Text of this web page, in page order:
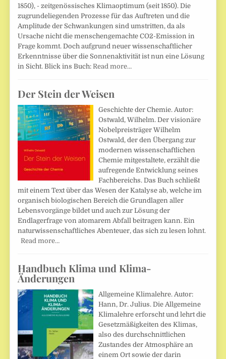
1850), - zeitgenössisches Klimaoptimum (seit 1850). Die
zugrundeliegenden Prozesse für das Auftreten und die
Amplitude der Schwankungen sind umstritten, da als
Ursache nicht die menschengemachte CO2-Emission in
Frage kommt. Doch aufgrund neuer wissenschaftlicher
Erkenntnisse über die Sonnenaktivität ist nun eine Lösung
in Sicht. Blick ins Buch: Read more…
Der Stein der Weisen
Geschichte der Chemie. Autor:
Ostwald, Wilhelm. Der visionäre
Nobelpreisträger Wilhelm
Ostwald, der den Übergang zur
modernen wissenschaftlichen
Chemie mitgestaltete, erzählt die
aufregende Entwicklung seines
Fachbereichs. Das Buch schließt
mit einem Text über das Wesen der Katalyse ab, welche im
organisch biologischen Bereich die Grundlagen aller
Lebensvorgänge bildet und auch zur Lösung der
Endlagerfrage von atomarem Abfall beitragen kann. Ein
naturwissenschaftliches Abenteuer, das sich zu lesen lohnt.
Read more…
Handbuch Klima und Klima-
Änderungen
Allgemeine Klimalehre. Autor:
Hann, Dr. Julius. Die Allgemeine
Klimalehre erforscht und lehrt die
Gesetzmäßigkeiten des Klimas,
also des durchschnittlichen
Zustandes der Atmosphäre an
einem Ort sowie der darin